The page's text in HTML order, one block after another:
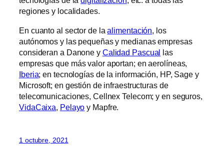
regiones y localidades.
En cuanto al sector de laalimentación, los
autónomos y las pequeñas y medianas empresas
consideran a Danone y Calidad Pascual las
empresas que más valor aportan; en aerolíneas,
Iberia; en tecnologías de la información, HP, Sage y
Microsoft; en gestión de infraestructuras de
telecomunicaciones, Cellnex Telecom; y en seguros,
VidaCaixa, Pelayo y Mapfre.
1 octubre, 2021